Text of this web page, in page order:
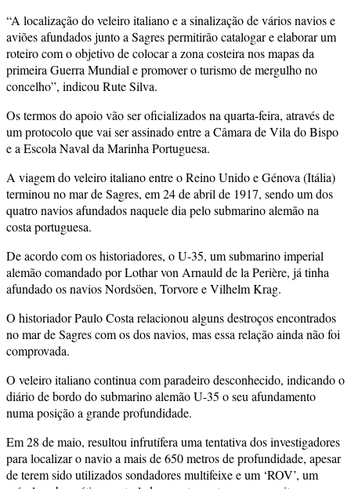
“A localização do veleiro italiano e a sinalização de vários navios e
aviões afundados junto a Sagres permitirão catalogar e elaborar um
roteiro com o objetivo de colocar a zona costeira nos mapas da
primeira Guerra Mundial e promover o turismo de mergulho no
concelho”, indicou Rute Silva.
Os termos do apoio vão ser oficializados na quarta-feira, através de
um protocolo que vai ser assinado entre a Câmara de Vila do Bispo
e a Escola Naval da Marinha Portuguesa.
A viagem do veleiro italiano entre o Reino Unido e Génova (Itália)
terminou no mar de Sagres, em 24 de abril de 1917, sendo um dos
quatro navios afundados naquele dia pelo submarino alemão na
costa portuguesa.
De acordo com os historiadores, o U-35, um submarino imperial
alemão comandado por Lothar von Arnauld de la Perière, já tinha
afundado os navios Nordsöen, Torvore e Vilhelm Krag.
O historiador Paulo Costa relacionou alguns destroços encontrados
no mar de Sagres com os dos navios, mas essa relação ainda não foi
comprovada.
O veleiro italiano continua com paradeiro desconhecido, indicando o
diário de bordo do submarino alemão U-35 o seu afundamento
numa posição a grande profundidade.
Em 28 de maio, resultou infrutífera uma tentativa dos investigadores
para localizar o navio a mais de 650 metros de profundidade, apesar
de terem sido utilizados sondadores multifeixe e um ‘ROV’, um